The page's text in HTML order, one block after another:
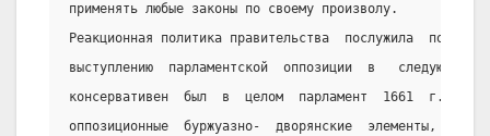
применять любые законы по своему произволу.
Реакционная политика правительства  послужила
выступлению  парламентской  оппозиции  в
консервативен  был  в  целом  парламент  1661  г.,  в
оппозиционные  буржуазно-  дворянские  элементы,